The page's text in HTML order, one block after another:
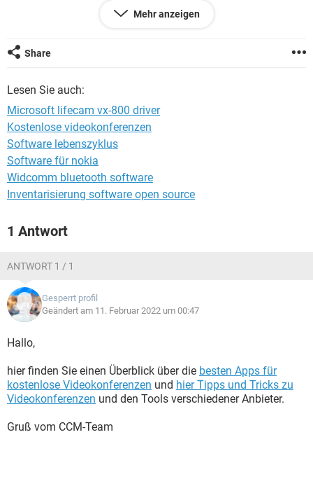
Bei mir wurde im beruflichen Umfeld kurz mit TeamViewer
als Standardlösung etabliert. Mich würde interessieren,
welche Software bei euch im Home-Office verwendet wird?
weniger und was könnt ihr empfehlen?
Mehr anzeigen
Share
Lesen Sie auch:
Microsoft lifecam vx-800 driver
Kostenlose videokonferenzen
Software lebenszyklus
Software für nokia
Widcomm bluetooth software
Inventarisierung software open source
1 Antwort
ANTWORT 1 / 1
Gesperrt profil
Geändert am 11. Februar 2022 um 00:47
Hallo,
hier finden Sie einen Überblick über die besten Apps für
kostenlose Videokonferenzen und hier Tipps und Tricks zu
Videokonferenzen und den Tools verschiedener Anbieter.
Gruß vom CCM-Team